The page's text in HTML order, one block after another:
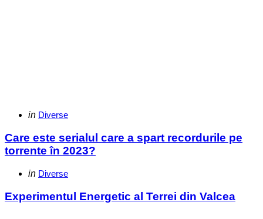
Categories
Posted
in Diverse
Care este serialul care a spart recordurile pe
torrente în 2023?
Categories
Posted
in Diverse
Experimentul Energetic al Terrei din Valcea